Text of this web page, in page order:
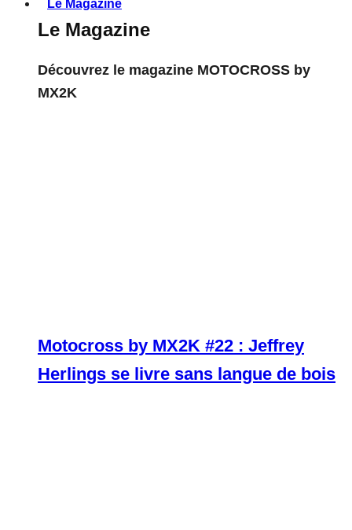
Le Magazine
Le Magazine
Découvrez le magazine MOTOCROSS by
MX2K
Motocross by MX2K #22 : Jeffrey
Herlings se livre sans langue de bois